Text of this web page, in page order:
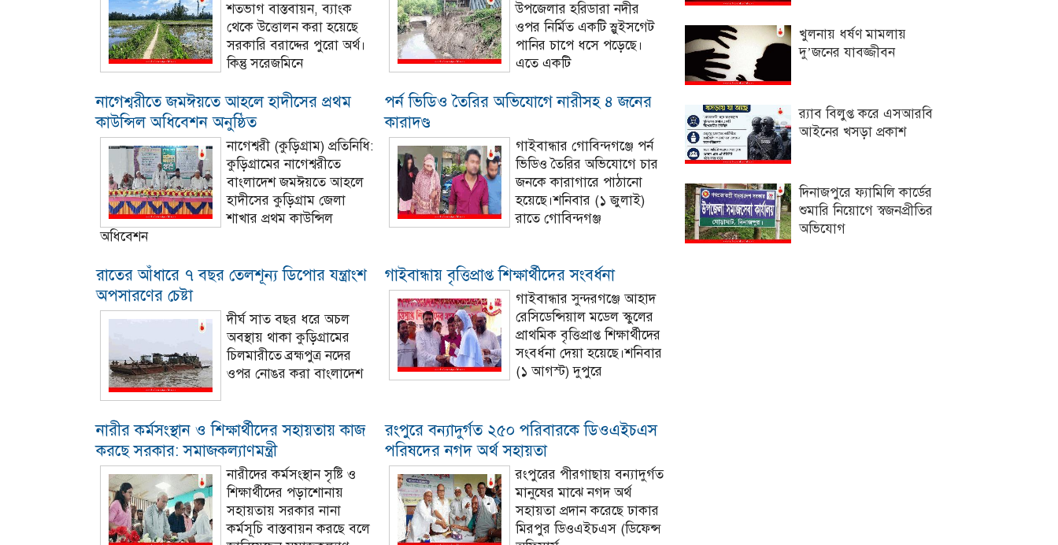
শতভাগ বাস্তবায়ন, ব্যাংক
থেকে উত্তোলন করা হয়েছে
সরকারি বরাদ্দের পুরো অর্থ।
কিন্তু সরেজমিনে
উপজেলার হরিডারা নদীর
ওপর নির্মিত একটি স্লুইসগেট
পানির চাপে ধসে পড়েছে।
এতে একটি
নাগেশ্বরীতে জমঈয়তে আহলে হাদীসের প্রথম
কাউন্সিল অধিবেশন অনুষ্ঠিত
নাগেশ্বরী (কুড়িগ্রাম) প্রতিনিধি:
কুড়িগ্রামের নাগেশ্বরীতে
বাংলাদেশ জমঈয়তে আহলে
হাদীসের কুড়িগ্রাম জেলা
শাখার প্রথম কাউন্সিল
অধিবেশন
পর্ন ভিডিও তৈরির অভিযোগে নারীসহ ৪ জনের
কারাদণ্ড
গাইবান্ধার গোবিন্দগঞ্জে পর্ন
ভিডিও তৈরির অভিযোগে চার
জনকে কারাগারে পাঠানো
হয়েছে।শনিবার (১ জুলাই)
রাতে গোবিন্দগঞ্জ
রাতের আঁধারে ৭ বছর তেলশূন্য ডিপোর যন্ত্রাংশ
অপসারণের চেষ্টা
দীর্ঘ সাত বছর ধরে অচল
অবস্থায় থাকা কুড়িগ্রামের
চিলমারীতে ব্রহ্মপুত্র নদের
ওপর নোঙর করা বাংলাদেশ
গাইবান্ধায় বৃত্তিপ্রাপ্ত শিক্ষার্থীদের সংবর্ধনা
গাইবান্ধার সুন্দরগঞ্জে আহাদ
রেসিডেন্সিয়াল মডেল স্কুলের
প্রাথমিক বৃত্তিপ্রাপ্ত শিক্ষার্থীদের
সংবর্ধনা দেয়া হয়েছে।শনিবার
(১ আগস্ট) দুপুরে
নারীর কর্মসংস্থান ও শিক্ষার্থীদের সহায়তায় কাজ
করছে সরকার: সমাজকল্যাণমন্ত্রী
নারীদের কর্মসংস্থান সৃষ্টি ও
শিক্ষার্থীদের পড়াশোনায়
সহায়তায় সরকার নানা
কর্মসূচি বাস্তবায়ন করছে বলে
রংপুরে বন্যাদুর্গত ২৫০ পরিবারকে ডিওএইচএস
পরিষদের নগদ অর্থ সহায়তা
রংপুরের পীরগাছায় বন্যাদুর্গত
মানুষের মাঝে নগদ অর্থ
সহায়তা প্রদান করেছে ঢাকার
মিরপুর ডিওএইচএস (ডিফেন্স
খুলনায় ধর্ষণ মামলায়
দু’জনের যাবজ্জীবন
র‌্যাব বিলুপ্ত করে এসআরবি
আইনের খসড়া প্রকাশ
দিনাজপুরে ফ্যামিলি কার্ডের
শুমারি নিয়োগে স্বজনপ্রীতির
অভিযোগ